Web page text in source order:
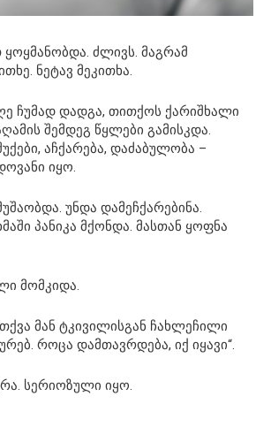
ყოყმანობდა. ძლივს. მაგრამ
ნეტავ მეკითხა.
ჩუმად დადგა, თითქოს ქარიშხალი
შემდეგ წყლები გამისკდა.
აჩქარება, დაძაბულობა –
იყო.
უნდა დამეჩქარებინა.
პანიკა მქონდა. მასთან ყოფნა
მომკიდა.
მან ტკივილისგან ჩახლეჩილი
როცა დამთავრდება, იქ იყავი“.
სერიოზული იყო.